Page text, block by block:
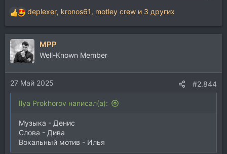
Р
е
а
к
ц
и
и
:
deplexer, kronos61, motley crew и 3 других
MPP
Well-Known Member
27 Май 2025 #2.844
Ilya Prokhorov написал(а):
Музыка - Денис
Слова - Дива
Вокальный мотив - Илья